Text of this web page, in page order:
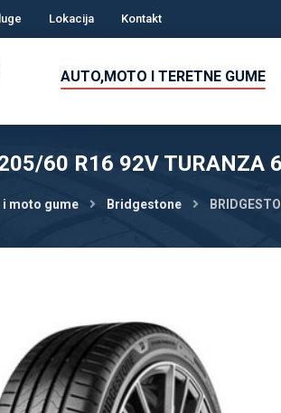
Lokacija Kontakt
AUTO,MOTO I TERETNE GUME
60 R16 92V TURANZA
i moto gume Bridgestone